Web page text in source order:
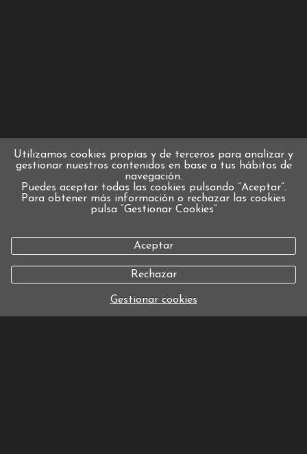
Utilizamos cookies propias y de terceros para analizar y
gestionar nuestros contenidos en base a tus hábitos de
navegación.
Puedes aceptar todas las cookies pulsando “Aceptar”.
Para obtener más información o rechazar las cookies
pulsa “Gestionar Cookies“
Aceptar
Rechazar
Gestionar cookies